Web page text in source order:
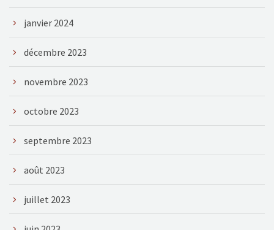
janvier 2024
décembre 2023
novembre 2023
octobre 2023
septembre 2023
août 2023
juillet 2023